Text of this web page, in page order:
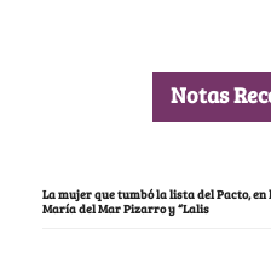
Notas
La mujer que tumbó la lista del Pacto,
María del Mar Pizarro y “Lalis